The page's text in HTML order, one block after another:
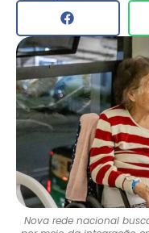
Nova rede nacional